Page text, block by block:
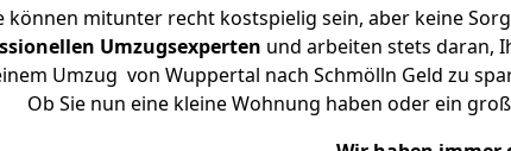
können mitunter recht kostspielig sein, aber keine
Umzugsexperten und arbeiten stets daran,
Umzug von Wuppertal nach Schmölln Geld zu
Ob Sie nun eine kleine Wohnung haben oder ein